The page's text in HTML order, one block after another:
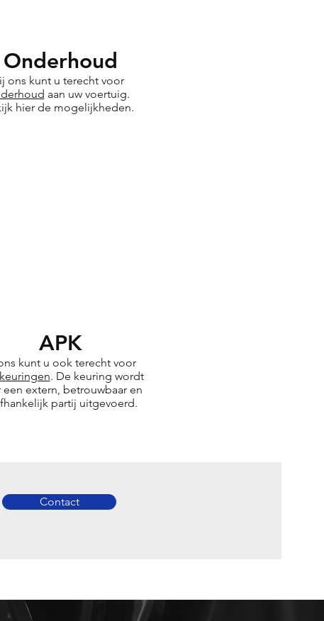
APK
kunt u ook terecht voor
. De keuring wordt
extern, betrouwbaar en
partij uitgevoerd.
ons kunt u terecht voor
aan uw voertuig.
hier de mogelijkheden.
Onderhoud
Contact